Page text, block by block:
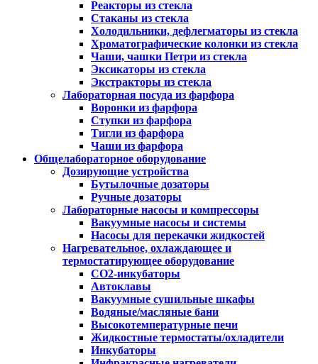
Реакторы из стекла
Стаканы из стекла
Холодильники, дефлегматоры из стекла
Хроматографические колонки из стекла
Чаши, чашки Петри из стекла
Эксикаторы из стекла
Экстракторы из стекла
Лабораторная посуда из фарфора
Воронки из фарфора
Ступки из фарфора
Тигли из фарфора
Чаши из фарфора
Общелабораторное оборудование
Дозирующие устройства
Бутылочные дозаторы
Ручные дозаторы
Лабораторные насосы и компрессоры
Вакуумные насосы и системы
Насосы для перекачки жидкостей
Нагревательное, охлаждающее и
термостатирующее оборудование
CO2-инкубаторы
Автоклавы
Вакуумные сушильные шкафы
Водяные/масляные бани
Высокотемпературные печи
Жидкостные термостаты/охладители
Инкубаторы